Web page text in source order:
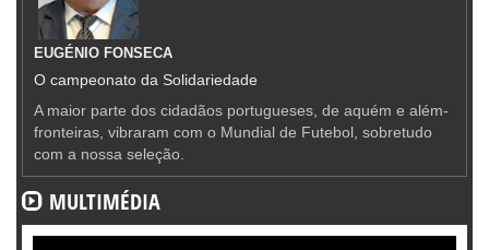
EUGÉNIO FONSECA
O campeonato da Solidariedade
A maior parte dos cidadãos portugueses, de aquém e além-
fronteiras, vibraram com o Mundial de Futebol, sobretudo
com a nossa seleção.
MULTIMÉDIA